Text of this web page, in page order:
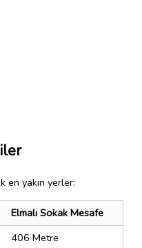
en yakın yerler:
Elmalı Sokak Mesafe
406 Metre